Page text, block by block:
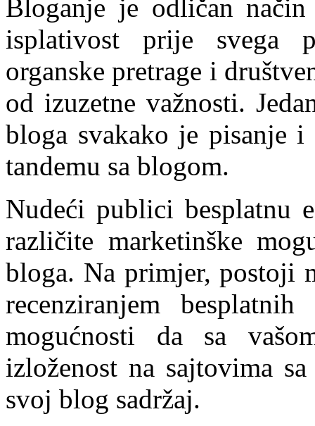
Bloganje je odličan
isplativost prije svega
organske pretrage i
od izuzetne važnosti.
bloga svakako je pisanje
tandemu sa blogom.
Nudeći publici besplatnu
različite marketinške
bloga. Na primjer, postoji
recenziranjem
mogućnosti da sa
izloženost na sajtovima
svoj blog sadržaj.